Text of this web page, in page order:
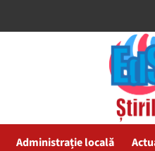
Administrație locală